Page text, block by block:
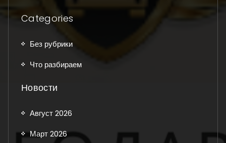
Categories
Без рубрики
Что разбираем
Новости
Август 2026
Март 2026